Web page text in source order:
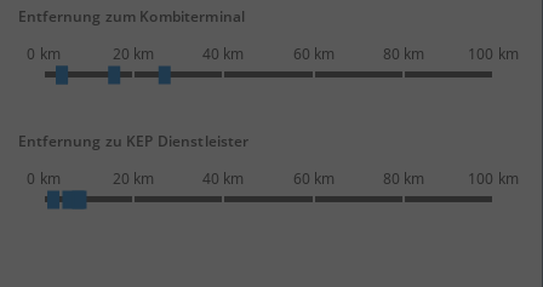
Entfernung zum Kombiterminal
0 km
20 km 40 km 60 km 80 km 100 km
Entfernung zu KEP Dienstleister
0 km
20 km 40 km 60 km 80 km 100 km